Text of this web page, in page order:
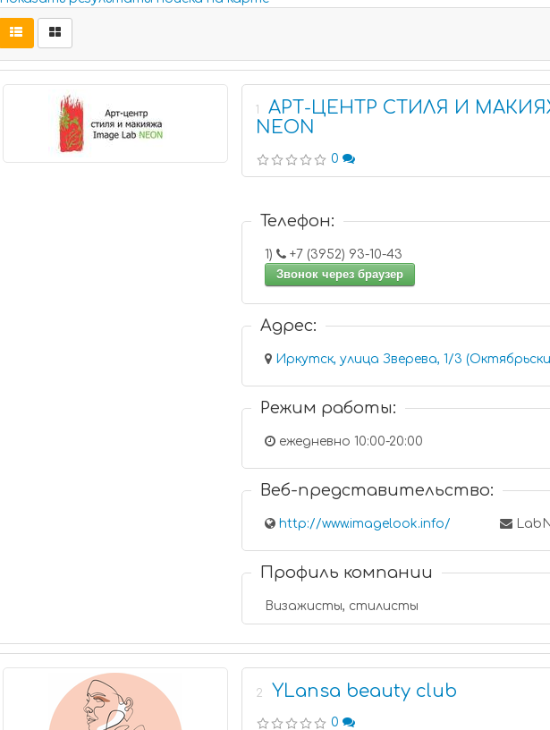
1
АРТ-ЦЕНТР СТИЛЯ И
NEON
0
Телефон:
1)
+7 (3952) 93-10-43
Звонок через браузер
Адрес:
Иркутск, улица Зверева, 1/3
Режим работы:
ежедневно 10:00-20:00
Веб-представительство:
http://www.imagelook.info/
Профиль компании
Визажисты, стилисты
2 YLansa beauty club
0